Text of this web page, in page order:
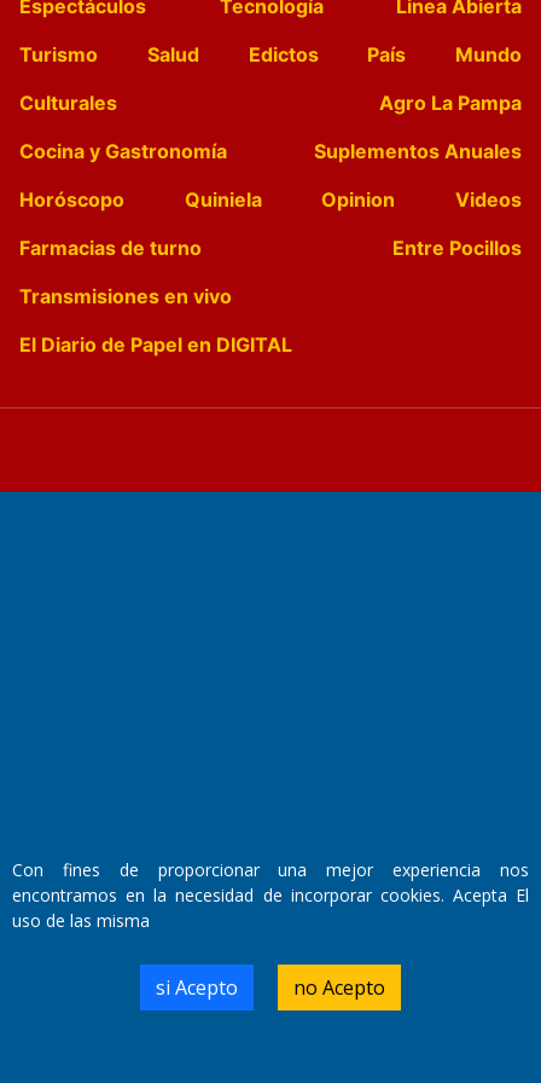
Espectáculos
Tecnología
Linea Abierta
Turismo
Salud Edictos País
Mundo
Culturales
Agro La Pampa
Cocina y Gastronomía
Suplementos Anuales
Horóscopo
Quiniela Opinion
Videos
Farmacias de turno
Entre Pocillos
Transmisiones en vivo
El Diario de Papel en DIGITAL
Domicilio Legal: José Ingenieros 855,
Santa Rosa, La Pampa.
RL-2019-55551274-APN-DNDA#MJ
Con fines de proporcionar una mejor experiencia nos
encontramos en la necesidad de incorporar cookies. Acepta El
uso de las misma
si Acepto no Acepto